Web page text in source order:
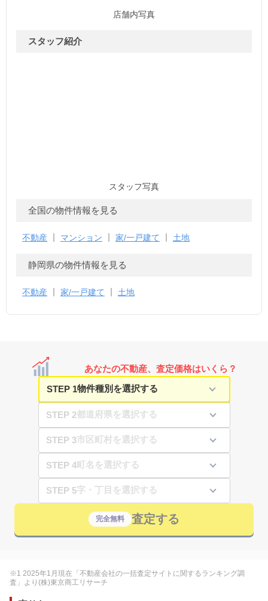
店舗内写真
スタッフ紹介
スタッフ写真
全国の物件情報を見る
不動産 マンション 家/一戸建て 土地
静岡県の物件情報を見る
不動産 家/一戸建て 土地
あなたの不動産、査定価格はいくら？
STEP 1
STEP 2
STEP 3
STEP 4
STEP 5
完全無料 査定する
※1 2025年1月現在「不動産会社の一括査定サイトに関するランキング調
査」より(株)東京商工リサーチ